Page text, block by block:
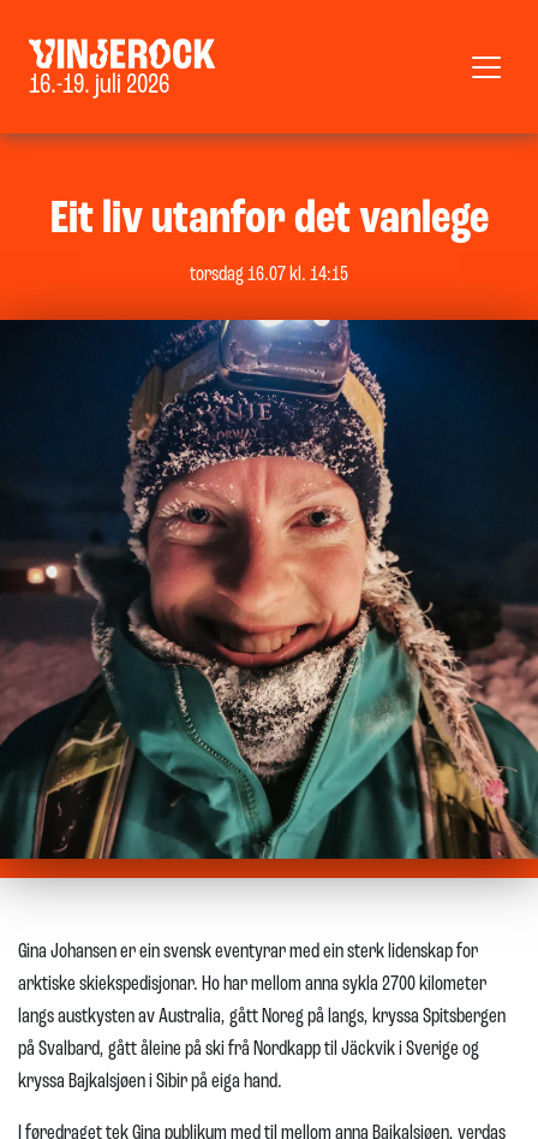
16.-19. juli 2026
Eit liv utanfor det vanlege
torsdag 16.07 kl. 14:15
Gina Johansen er ein svensk eventyrar med ein sterk lidenskap for
arktiske skiekspedisjonar. Ho har mellom anna sykla 2700 kilometer
langs austkysten av Australia, gått Noreg på langs, kryssa Spitsbergen
på Svalbard, gått åleine på ski frå Nordkapp til Jäckvik i Sverige og
kryssa Bajkalsjøen i Sibir på eiga hand.
I føredraget tek Gina publikum med til mellom anna Bajkalsjøen, verdas